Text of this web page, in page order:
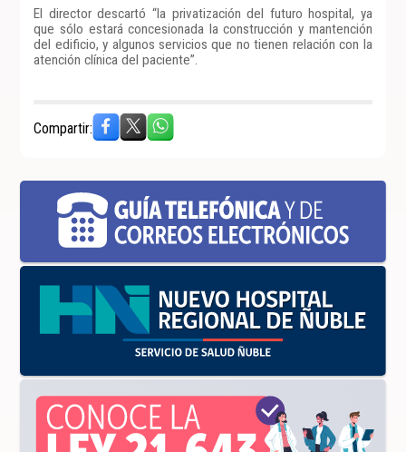
El director descartó “la privatización del futuro hospital, ya
que sólo estará concesionada la construcción y mantención
del edificio, y algunos servicios que no tienen relación con la
atención clínica del paciente”.
Compartir: